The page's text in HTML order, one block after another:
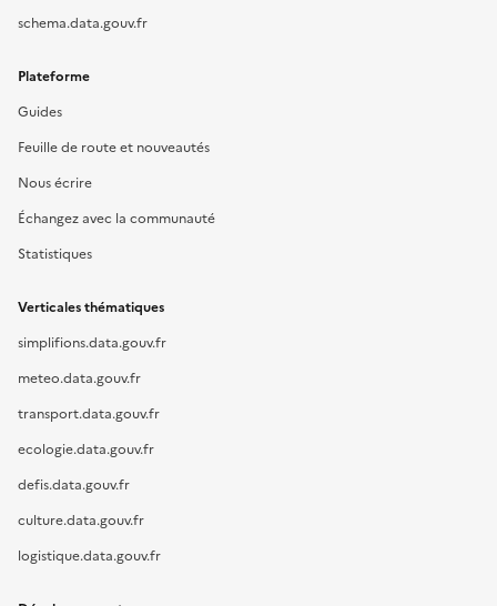
schema.data.gouv.fr
Plateforme
Guides
Feuille de route et nouveautés
Nous écrire
Échangez avec la communauté
Statistiques
Verticales thématiques
simplifions.data.gouv.fr
meteo.data.gouv.fr
transport.data.gouv.fr
ecologie.data.gouv.fr
defis.data.gouv.fr
culture.data.gouv.fr
logistique.data.gouv.fr